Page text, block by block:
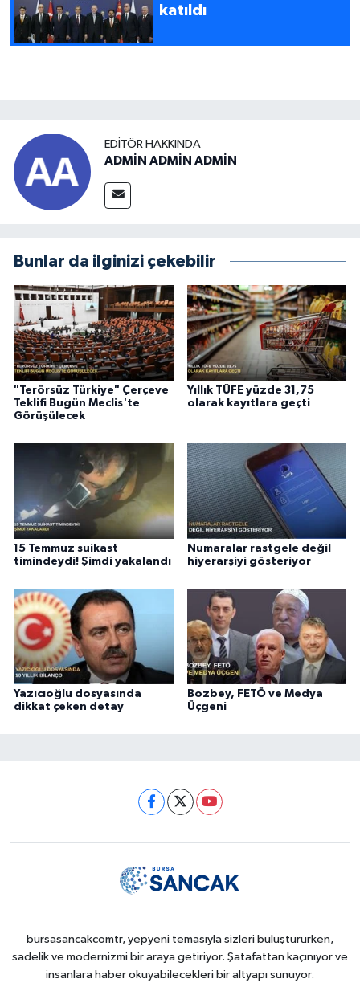
katıldı
EDITÖR HAKKINDA
ADMİN ADMİN ADMİN
Bunlar da ilginizi çekebilir
"Terörsüz Türkiye" Çerçeve
Teklifi Bugün Meclis'te
Görüşülecek
Yıllık TÜFE yüzde 31,75
olarak kayıtlara geçti
15 Temmuz suikast
timindeydi! Şimdi yakalandı
Numaralar rastgele değil
hiyerarşiyi gösteriyor
Yazıcıoğlu dosyasında
dikkat çeken detay
Bozbey, FETÖ ve Medya
Üçgeni
bursasancakcomtr, yepyeni temasıyla sizleri buluştururken,
sadelik ve modernizmi bir araya getiriyor. Şatafattan kaçınıyor ve
insanlara haber okuyabilecekleri bir altyapı sunuyor.